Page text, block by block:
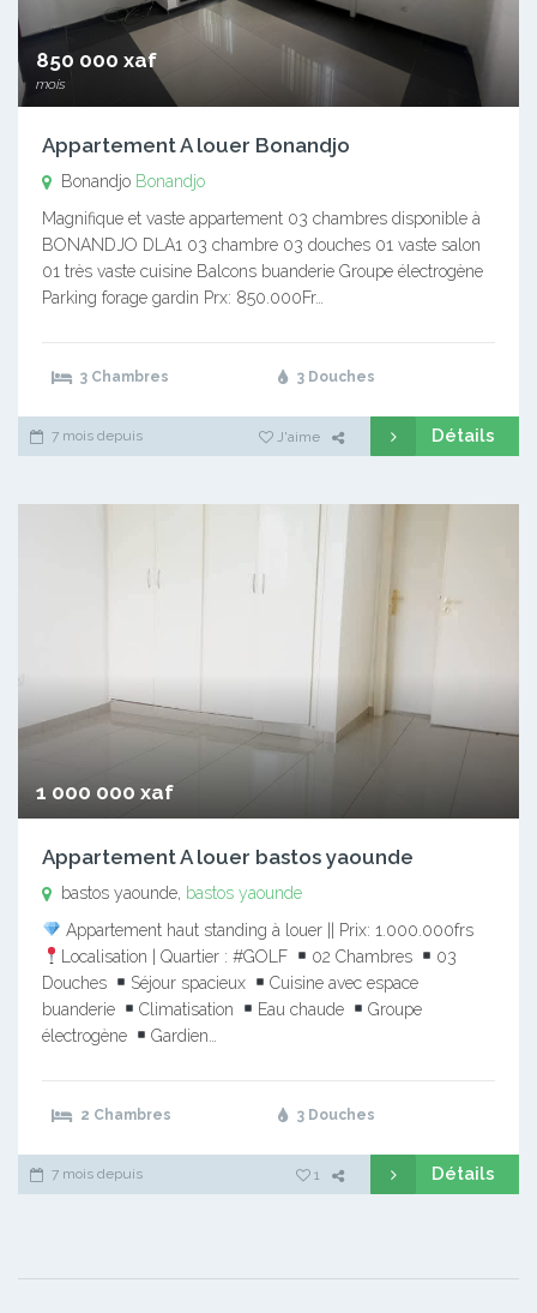
850 000 xaf
mois
Appartement A louer Bonandjo
Bonandjo Bonandjo
Magnifique et vaste appartement 03 chambres disponible à
BONANDJO DLA1 03 chambre 03 douches 01 vaste salon
01 très vaste cuisine Balcons buanderie Groupe électrogène
Parking forage gardin Prx: 850.000Fr…
3 Chambres 3 Douches
7 mois depuis J'aime Détails
1 000 000 xaf
Appartement A louer bastos yaounde
bastos yaounde, bastos yaounde
Appartement haut standing à louer || Prix: 1.000.000frs
Localisation | Quartier : #GOLF
02 Chambres
03
Douches
Séjour spacieux
Cuisine avec espace
buanderie
Climatisation Eau chaude
Groupe
électrogène
Gardien…
2 Chambres 3 Douches
7 mois depuis 1 Détails